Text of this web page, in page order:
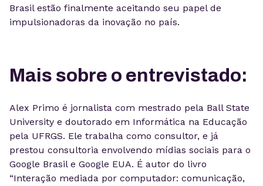
Brasil estão finalmente aceitando seu papel de
impulsionadoras da inovação no país.
Mais sobre o entrevistado:
Alex Primo é jornalista com mestrado pela Ball State
University e doutorado em Informática na Educação
pela UFRGS. Ele trabalha como consultor, e já
prestou consultoria envolvendo mídias sociais para o
Google Brasil e Google EUA. É autor do livro
“Interação mediada por computador: comunicação,